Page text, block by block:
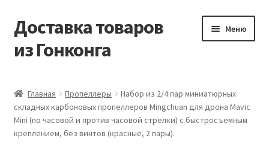
Перейти
к
навигации
Перейти
к
содержимому
Доставка товаров
из Гонконга
Меню
Контакты
Корзина
Главная Пропеллеры
Набор из 2/4 пар миниатюрных
складных карбоновых пропеллеров Mingchuan для дрона Mavic
Mini (по часовой и против часовой стрелки) с быстросъемным
креплением, без винтов (красные, 2 пары).